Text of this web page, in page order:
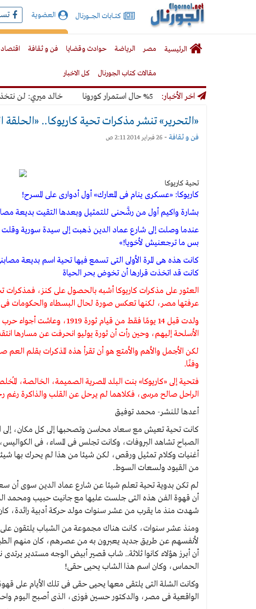
الجورنال
نت
كتـــابات الجـــــورنال العضوية
الرئيسية مصر الرياضة حوادث وقضايا فن و ثقافة اقتصاد
مقالات كتاب الجورنال كل الاخبار
اخر الأخبار: 50% حال استمرار كورونا خالد ميري: لن نتخذ أي قرار
«التحرير» تنشر مذكرات تحية كاريوكا.. «الحلقة
فن و ثقافة - 26 فبراير 2014 2:11 ص
تحية كاريوكا
كاريوكا: «عسكرى ينام فى المعارك» أول أدوارى على المسرح!
بشارة واكيم أول من رشَّحنى للتمثيل وبعدها التقيت بديعة
عندما وصلت إلى شارع عماد الدين ذهبت إلى سيدة سورية
بس ما ترجعنيش لأخويا!»
كانت هذه هى المرة الأولى التى تسمع فيها تحية اسم بديعة
كانت قد اتخذت قرارها أن تخوض بحر الحياة
العثور على مذكرات كاريوكا أشبه بالحصول على كنز،
عرفتها مصر، لكنها تعكس صورة لحال البسطاء والحكومات
الأسلحة إليهم، وحين رأت أن ثورة يوليو انحرفت عن مسارها
لكن الأجمل والأهم والأمتع هو أن تقرأ هذه المذكرات بقلم
وفنًا.
فتحية إلى «كاريوكا» بنت البلد المصرية الصميمة، الخالصة،
الراحل صالح مرسى، فكلاهما لم يرحل عن القلب والذاكرة رغم
أعدها للنشر- محمد توفيق
كانت تحية تعيش مع سعاد محاسن وتصحبها إلى كل مكان، إلى
الصباح تشاهد البروفات، وكانت تجلس فى المساء، فى
أغنيات وكلام تمثيل ورقص، لكن شيئا من هذا لم يحرك بها
من القيود ولسعات السوط.
لم تكن بدوية تحية تعلم شيئا عن شارع عماد الدين سوى أن
أن قهوة الفن هذه التى جلست عليها مع جانيت حبيب ومحمد
شهدت منذ ما يقرب من عشر سنوات مولد حركة أدبية رائدة، كان
ومنذ عشر سنوات، كانت هناك مجموعة من الشباب يلتقون على
لأنفسهم عن طريق جديد يعبرون به من عصرهم، كان منهم
أن أبرز هؤلاء كانوا ثلاثة.. شاب قصير أبيض الوجه مستدير
الحماس، وكان اسم هذا الشاب يحيى حقى!
وكانت الشلة التى يلتقى معها يحيى حقى فى تلك الأيام على
الواقعية فى مصر، والدكتور حسين فوزى، الذى أصبح اليوم